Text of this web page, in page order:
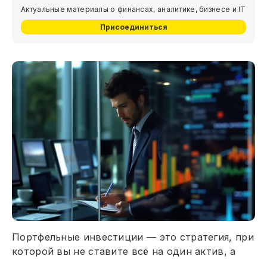
Актуальные материалы о финансах, аналитике, бизнесе и IT
Присоединиться
Портфельные инвестиции — это стратегия, при
которой вы не ставите всё на один актив, а